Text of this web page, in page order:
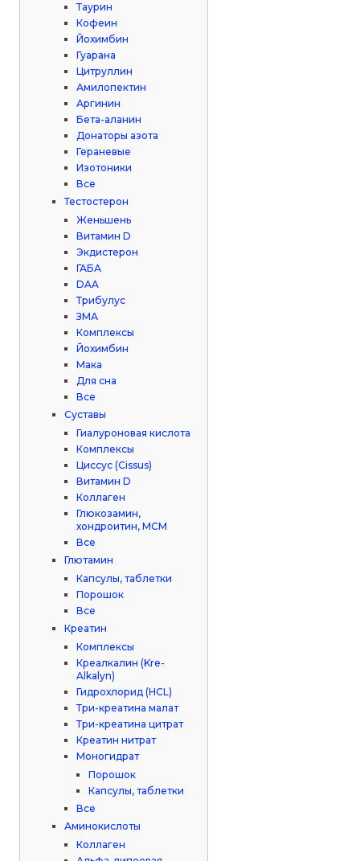
Таурин
Кофеин
Йохимбин
Гуарана
Цитруллин
Амилопектин
Аргинин
Бета-аланин
Донаторы азота
Гераневые
Изотоники
Все
Тестостерон
Женьшень
Витамин D
Экдистерон
ГАБА
DAA
Трибулус
ЗМА
Комплексы
Йохимбин
Мака
Для сна
Все
Суставы
Гиалуроновая кислота
Комплексы
Циссус (Cissus)
Витамин D
Коллаген
Глюкозамин,
хондроитин, МСМ
Все
Глютамин
Капсулы, таблетки
Порошок
Все
Креатин
Комплексы
Креалкалин (Kre-
Alkalyn)
Гидрохлорид (HCL)
Три-креатина малат
Три-креатина цитрат
Креатин нитрат
Моногидрат
Порошок
Капсулы, таблетки
Все
Аминокислоты
Коллаген